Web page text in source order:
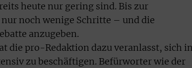
heute nur gering sind. Bis zur
noch wenige Schritte – und die
anzugeben.
die pro-Redaktion dazu veranlasst, sich in
zu beschäftigen. Befürworter wie der